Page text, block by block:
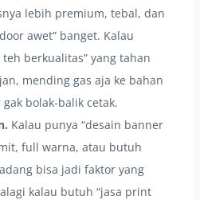
lebih premium, tebal, dan
awet” banget. Kalau
berkualitas” yang tahan
mending gas aja ke bahan
bolak-balik cetak.
Kalau punya “desain banner
full warna, atau butuh
bisa jadi faktor yang
kalau butuh “jasa print